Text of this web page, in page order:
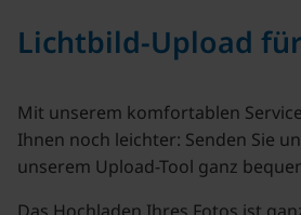
Lichtbild-Upload
Mit unserem komfortablen
Ihnen noch leichter: Senden Sie
unserem Upload-Tool ganz